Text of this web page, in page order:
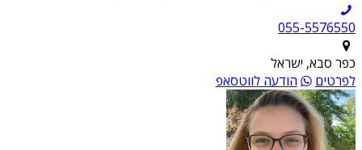
055-5576550
כפר סבא, ישראל
לפרטים
הודעה לווטסאפ